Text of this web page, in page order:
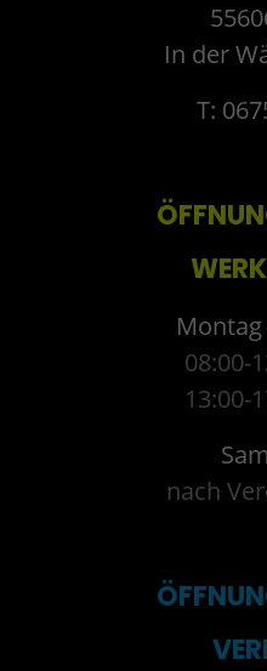
In der
T:
Montag
08:00-
13:00-
nach